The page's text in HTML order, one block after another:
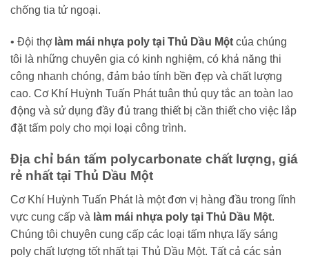
chống tia tử ngoại.
• Đội thợ làm mái nhựa poly tại Thủ Dầu Một của chúng
tôi là những chuyên gia có kinh nghiệm, có khả năng thi
công nhanh chóng, đảm bảo tính bền đẹp và chất lượng
cao. Cơ Khí Huỳnh Tuấn Phát tuân thủ quy tắc an toàn lao
động và sử dụng đầy đủ trang thiết bị cần thiết cho việc lắp
đặt tấm poly cho mọi loại công trình.
Địa chỉ bán tấm polycarbonate chất lượng, giá
rẻ nhất tại Thủ Dầu Một
Cơ Khí Huỳnh Tuấn Phát là một đơn vị hàng đầu trong lĩnh
vực cung cấp và làm mái nhựa poly tại Thủ Dầu Một.
Chúng tôi chuyên cung cấp các loại tấm nhựa lấy sáng
poly chất lượng tốt nhất tại Thủ Dầu Một. Tất cả các sản